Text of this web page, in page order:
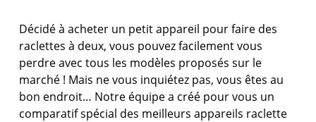
Décidé à acheter un petit appareil pour faire des
raclettes à deux, vous pouvez facilement vous
perdre avec tous les modèles proposés sur le
marché ! Mais ne vous inquiétez pas, vous êtes au
bon endroit… Notre équipe a créé pour vous un
comparatif spécial des meilleurs appareils raclette